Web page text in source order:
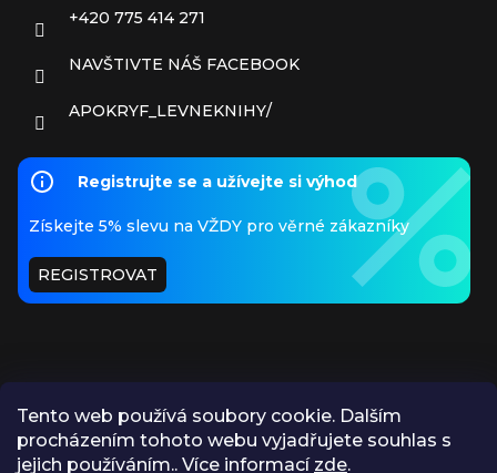
Tento web používá soubory cookie. Dalším
procházením tohoto webu vyjadřujete souhlas s
jejich používáním.. Více informací zde.
+420 775 414 271
NAVŠTIVTE NÁŠ FACEBOOK
APOKRYF_LEVNEKNIHY/
Registrujte se a užívejte si výhod
Získejte 5% slevu na VŽDY pro věrné zákazníky
REGISTROVAT
PŘIJÍMÁME ONLINE PLATBY